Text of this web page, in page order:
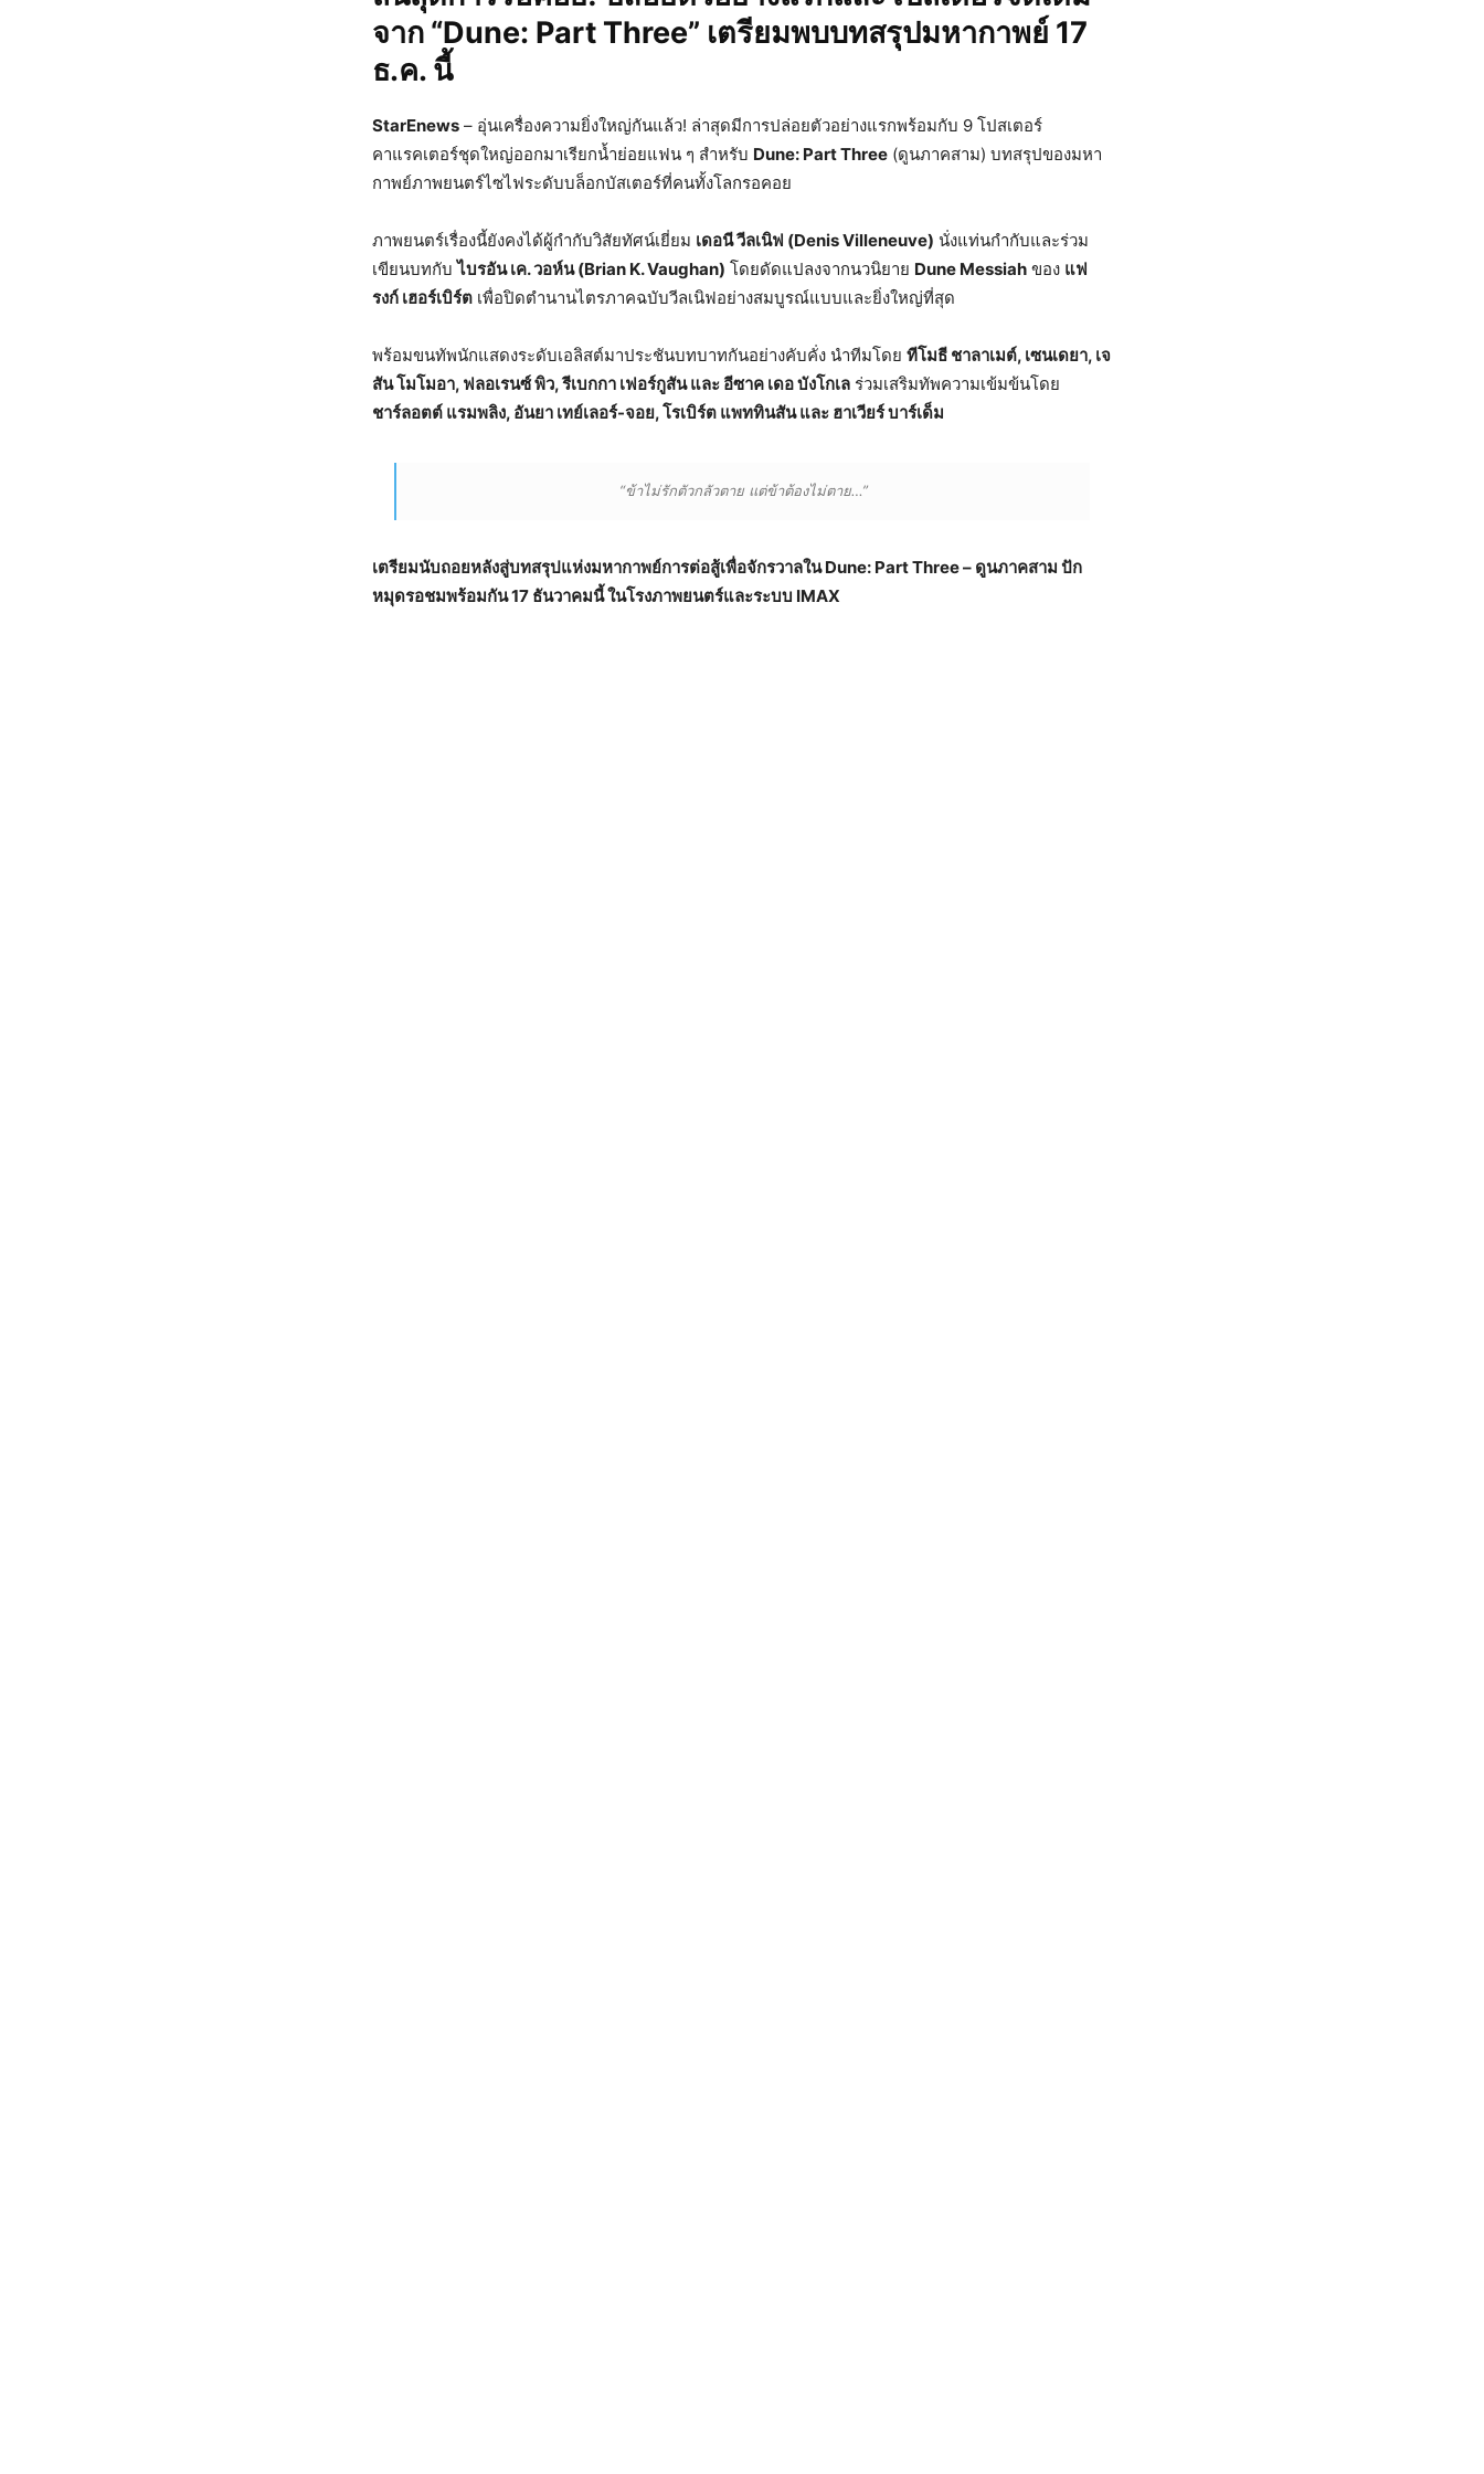
จาก “Dune: Part Three” เตรียมพบบทสรุปมหากาพย์ 17
ธ.ค. นี้
StarEnews – อุ่นเครื่องความยิ่งใหญ่กันแล้ว! ล่าสุดมีการปล่อยตัวอย่างแรกพร้อมกับ 9 โปสเตอร์
คาแรคเตอร์ชุดใหญ่ออกมาเรียกน้ำย่อยแฟน ๆ สำหรับ Dune: Part Three (ดูนภาคสาม) บทสรุปของมหา
กาพย์ภาพยนตร์ไซไฟระดับบล็อกบัสเตอร์ที่คนทั้งโลกรอคอย
ภาพยนตร์เรื่องนี้ยังคงได้ผู้กำกับวิสัยทัศน์เยี่ยม เดอนี วีลเนิฟ (Denis Villeneuve) นั่งแท่นกำกับและร่วม
เขียนบทกับไบรอัน เค. วอห์น (Brian K. Vaughan) โดยดัดแปลงจากนวนิยาย Dune Messiah ของ แฟ
รงก์ เฮอร์เบิร์ต เพื่อปิดตำนานไตรภาคฉบับวีลเนิฟอย่างสมบูรณ์แบบและยิ่งใหญ่ที่สุด
พร้อมขนทัพนักแสดงระดับเอลิสต์มาประชันบทบาทกันอย่างคับคั่ง นำทีมโดย ทีโมธี ชาลาเมต์, เซนเดยา, เจ
สัน โมโมอา, ฟลอเรนซ์ พิว, รีเบกกา เฟอร์กูสัน และ อีซาค เดอ บังโกเล ร่วมเสริมทัพความเข้มข้นโดย
ชาร์ลอตต์ แรมพลิง, อันยา เทย์เลอร์-จอย, โรเบิร์ต แพททินสัน และ ฮาเวียร์ บาร์เด็ม
“ข้าไม่รักตัวกลัวตาย แต่ข้าต้องไม่ตาย…”
เตรียมนับถอยหลังสู่บทสรุปแห่งมหากาพย์การต่อสู้เพื่อจักรวาลใน Dune: Part Three – ดูนภาคสาม ปัก
หมุดรอชมพร้อมกัน 17 ธันวาคมนี้ ในโรงภาพยนตร์และระบบ IMAX